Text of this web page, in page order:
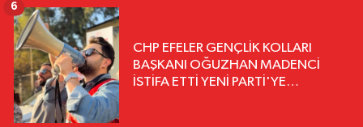
CHP EFELER GENÇLİK KOLLARI
BAŞKANI OĞUZHAN MADENCİ
İSTİFA ETTİ YENİ PARTİ'YE
6